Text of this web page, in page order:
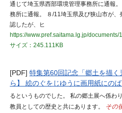
通じて埼玉県西部環境管理事務所に通報。
務所に通報。 ８/11埼玉県及び狭山市が
認したが、ヒ
https://www.pref.saitama.lg.jp/
サイズ：245.111KB
[PDF] 特集第60回記念「郷土を描
ら】 絵のぐをじゆうに画用紙にの
るというものでした。 私の郷土展へ係わ
教員としての歴史と共にあります。
その